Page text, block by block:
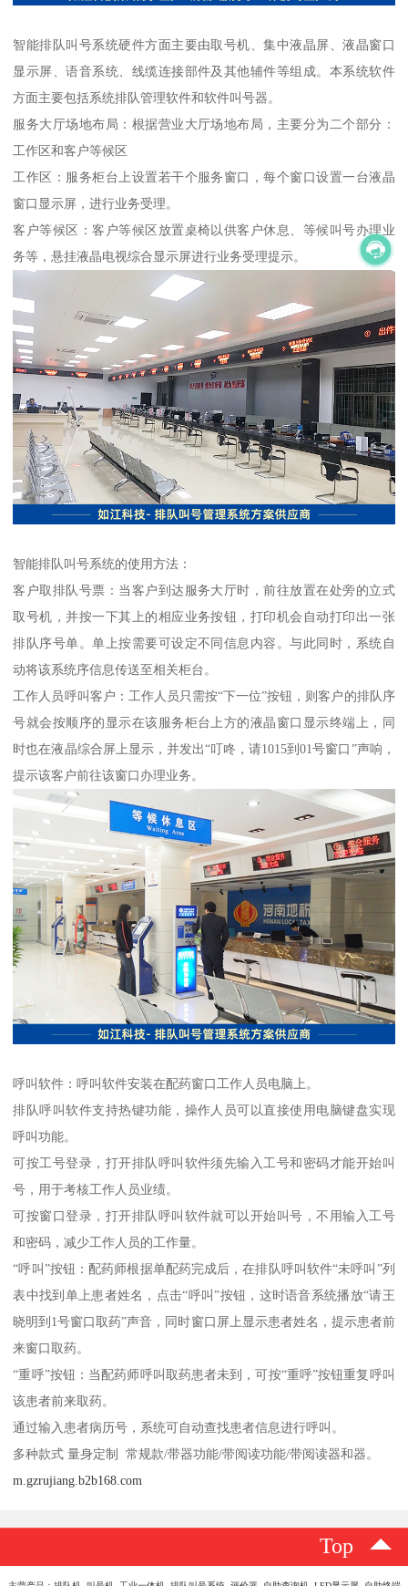
智能排队叫号系统硬件方面主要由取号机、集中液晶屏、液晶窗口
显示屏、语音系统、线缆连接部件及其他辅件等组成。本系统软件
方面主要包括系统排队管理软件和软件叫号器。
服务大厅场地布局：根据营业大厅场地布局，主要分为二个部分：
工作区和客户等候区
工作区：服务柜台上设置若干个服务窗口，每个窗口设置一台液晶
窗口显示屏，进行业务受理。
客户等候区：客户等候区放置桌椅以供客户休息、等候叫号办理业
务等，悬挂液晶电视综合显示屏进行业务受理提示。
智能排队叫号系统的使用方法：
客户取排队号票：当客户到达服务大厅时，前往放置在处旁的立式
取号机，并按一下其上的相应业务按钮，打印机会自动打印出一张
排队序号单。单上按需要可设定不同信息内容。与此同时，系统自
动将该系统序信息传送至相关柜台。
工作人员呼叫客户：工作人员只需按“下一位”按钮，则客户的排队序
号就会按顺序的显示在该服务柜台上方的液晶窗口显示终端上，同
时也在液晶综合屏上显示，并发出“叮咚，请1015到01号窗口”声响，
提示该客户前往该窗口办理业务。
呼叫软件：呼叫软件安装在配药窗口工作人员电脑上。
排队呼叫软件支持热键功能，操作人员可以直接使用电脑键盘实现
呼叫功能。
可按工号登录，打开排队呼叫软件须先输入工号和密码才能开始叫
号，用于考核工作人员业绩。
可按窗口登录，打开排队呼叫软件就可以开始叫号，不用输入工号
和密码，减少工作人员的工作量。
“呼叫”按钮：配药师根据单配药完成后，在排队呼叫软件“未呼叫”列
表中找到单上患者姓名，点击“呼叫”按钮，这时语音系统播放“请王
晓明到1号窗口取药”声音，同时窗口屏上显示患者姓名，提示患者前
来窗口取药。
“重呼”按钮：当配药师呼叫取药患者未到，可按“重呼”按钮重复呼叫
该患者前来取药。
通过输入患者病历号，系统可自动查找患者信息进行呼叫。
多种款式 量身定制 常规款/带器功能/带阅读功能/带阅读器和器。
m.gzrujiang.b2b168.com
Top